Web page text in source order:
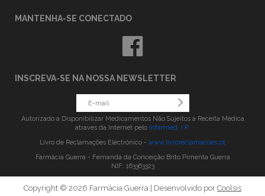
MANTENHA-SE CONECTADO
INSCREVA-SE NA NOSSA NEWSLETTER
Autorizado a Disponibilizar Medicamentos Não Sujeitos a Receita Médica
atraves da Internet pelo Infarmed, I.P.
Livro de Reclamações Electrónico - www.livroreclamacoes.pt
Farmácia Guerra - Fernanda da Conceição Brito Pimenta Guerra
NIF: 163363323
Copyright © 2026 Farmácia Guerra | Desenvolvido por Coolsis